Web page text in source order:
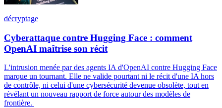
décryptage
Cyberattaque contre Hugging Face : comment
OpenAI maîtrise son récit
L'intrusion menée par des agents IA d'OpenAI contre Hugging Face
marque un tournant. Elle ne valide pourtant ni le récit d'une IA hors
de contrôle, ni celui d'une cybersécurité devenue obsolète, tout en
révélant un nouveau rapport de force autour des modèles de
frontière.